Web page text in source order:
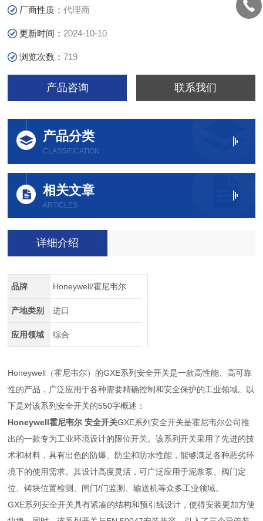
厂商性质：代理商
更新时间： 2024-10-10
浏览次数：719
产品咨询 联系我们
产品分类
CLASSIFICATION
相关文章
ARTICLES
详细介绍
品牌 Honeywell/霍尼韦尔
产地类别 进口
应用领域 综合
Honeywell（霍尼韦尔）的GXE系列安全开关是一款高性能、高可靠
性的产品，广泛应用于各种需要精确控制和安全保护的工业领域。以
下是对该系列安全开关的550字概述：
Honeywell霍尼韦尔 安全开关GXE系列安全开关是霍尼韦尔公司推
出的一款专为工业环境设计的限位开关。该系列开关采用了先进的技
术和材料，具有出色的防爆、防尘和防水性能，能够满足各种恶劣环
境下的使用需求。其设计高度灵活，可广泛应用于泥浆泵、阀门定
位、铸块位置检测、闸门/门监测、输送机等众多工业领域。
GXE系列安全开关具有紧凑的结构和预引线设计，使得安装更加方便